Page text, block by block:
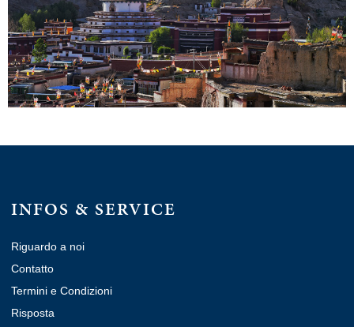
INFOS & SERVICE
Riguardo a noi
Contatto
Termini e Condizioni
Risposta